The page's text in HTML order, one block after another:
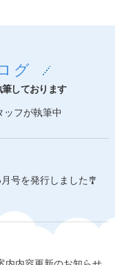
しております
グ
ッフが執筆中
号を発行しました🎐